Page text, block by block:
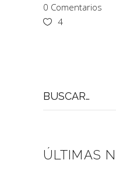
0 Comentarios
4
por:
ÚLTIMAS